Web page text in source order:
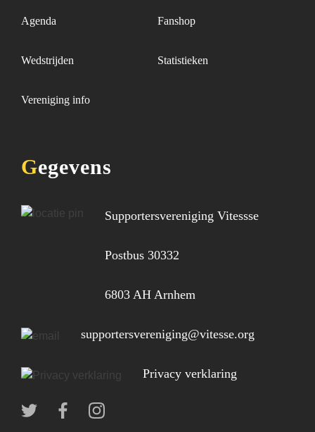
Agenda
Wedstrijden
Vereniging info
Fanshop
Statistieken
Gegevens
Supportersvereniging Vitessse
Postbus 30332
6803 AH Arnhem
supportersvereniging@vitesse.org
Privacy verklaring